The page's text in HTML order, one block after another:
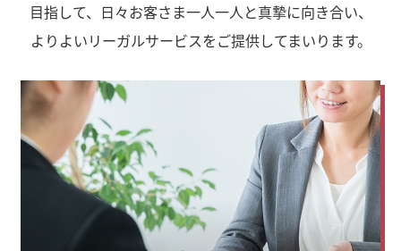
目指して、日々お客さま一人一人と真摯に向き合い、
よりよいリーガルサービスをご提供してまいります。